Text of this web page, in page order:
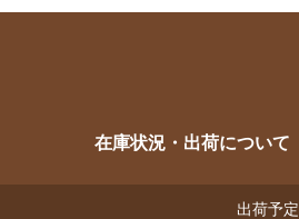
在庫状況・出荷について
出荷予定